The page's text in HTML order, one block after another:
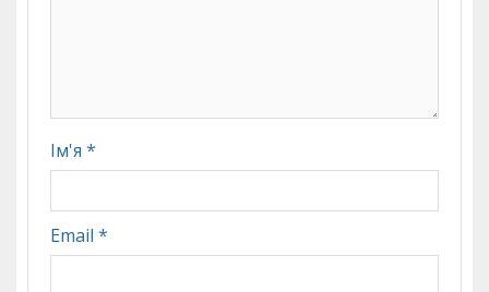
Ім'я *
Email *